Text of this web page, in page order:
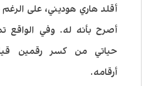
أقلد هاري هوديني، على
أصرح بأنه له. وفي الواقع
حياتي من كسر رقمين
أرقامه.